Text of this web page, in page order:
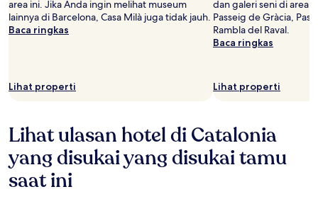
area ini. Jika Anda ingin melihat museum
lainnya di Barcelona, Casa Milà juga tidak jauh.
Baca ringkas
Lihat properti
dan galeri seni di area
Passeig de Gràcia,
Rambla del Raval.
Baca ringkas
Lihat properti
Lihat ulasan hotel di Catalonia
yang disukai yang disukai tamu
saat ini